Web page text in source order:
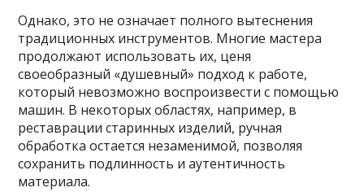
Однако, это не означает полного вытеснения
традиционных инструментов. Многие мастера
продолжают использовать их, ценя
своеобразный «душевный» подход к работе,
который невозможно воспроизвести с помощью
машин. В некоторых областях, например, в
реставрации старинных изделий, ручная
обработка остается незаменимой, позволяя
сохранить подлинность и аутентичность
материала.